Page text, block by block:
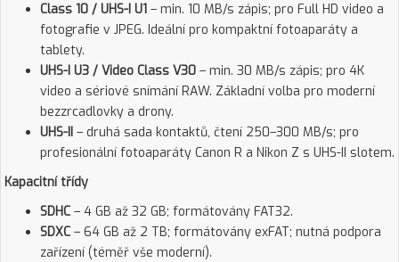
Class 10 / UHS-I U1 – min. 10 MB/s zápis; pro Full HD video a
fotografie v JPEG. Ideální pro kompaktní fotoaparáty a
tablety.
UHS-I U3 / Video Class V30 – min. 30 MB/s zápis; pro 4K
video a sériové snímání RAW. Základní volba pro moderní
bezzrcadlovky a drony.
UHS-II – druhá sada kontaktů, čtení 250–300 MB/s; pro
profesionální fotoaparáty Canon R a Nikon Z s UHS-II slotem.
Kapacitní třídy
SDHC – 4 GB až 32 GB; formátovány FAT32.
SDXC – 64 GB až 2 TB; formátovány exFAT; nutná podpora
zařízení (téměř vše moderní).